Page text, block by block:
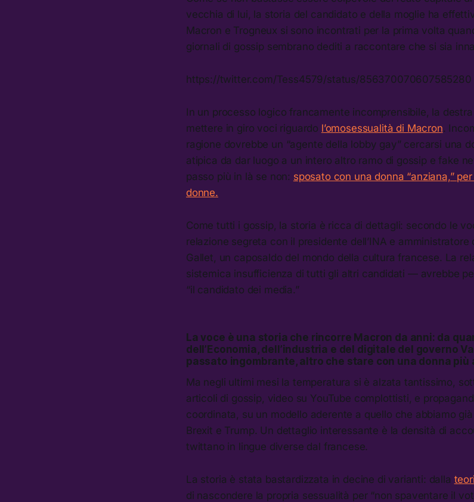
vecchia di lui, la storia del candidato e della moglie ha
Macron e Trogneux si sono incontrati per la prima volta
giornali di gossip sembrano dediti a raccontare che si sia
https://twitter.com/Tess4579/status/856370070607585280
In un processo logico francamente incomprensibile, la
mettere in giro voci riguardo l’omosessualità di Macron.
ragione dovrebbe un “agente della lobby gay” cercarsi una
atipica da dar luogo a un intero altro ramo di gossip e fake
passo più in là se non: sposato con una donna “anziana,”
donne.
Come tutti i gossip, la storia è ricca di dettagli: secondo le
relazione segreta con il presidente dell’INA e amministratore
Gallet, un caposaldo del mondo della cultura francese. La
sistemica insufficienza di tutti gli altri candidati — avrebbe
“il candidato dei media.”
La voce è una storia che rincorre Macron da anni: da
dell’Economia, dell’industria e del digitale del governo
passato ingombrante, altro che stare con una donna più
Ma negli ultimi mesi la temperatura si è alzata tantissimo,
articoli di gossip, video su YouTube complottisti, e
coordinata, su un modello aderente a quello che abbiamo
Brexit e Trump. Un dettaglio interessante è la densità di
twittano in lingue diverse dal francese.
La storia è stata bastardizzata in decine di varianti: dalla
di nascondere la propria sessualità per “non spaventare il